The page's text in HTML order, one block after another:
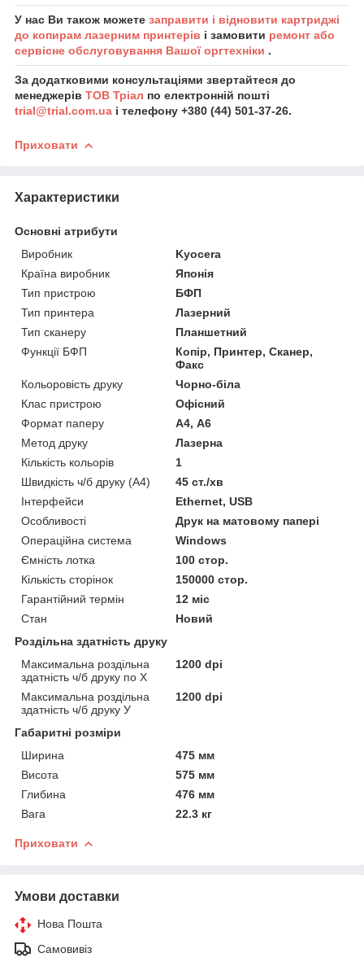
У нас Ви також можете заправити і відновити картриджі
до копирам лазерним принтерів і замовити ремонт або
сервісне обслуговування Вашої оргтехніки .
За додатковими консультаціями звертайтеся до
менеджерів ТОВ Тріал по електронній пошті
trial@trial.com.ua і телефону +380 (44) 501-37-26.
Приховати
Характеристики
Основні атрибути
Виробник
Kyocera
Країна виробник
Японія
Тип пристрою
БФП
Тип принтера
Лазерний
Тип сканеру
Планшетний
Функції БФП
Копір, Принтер, Сканер,
Факс
Кольоровість друку
Чорно-біла
Клас пристрою
Офісний
Формат паперу
А4, А6
Метод друку
Лазерна
Кількість кольорів
1
Швидкість ч/б друку (A4)
45 ст./хв
Інтерфейси
Ethernet, USB
Особливості
Друк на матовому папері
Операційна система
Windows
Ємність лотка
100 стор.
Кількість сторінок
150000 стор.
Гарантійний термін
12 міс
Стан
Новий
Роздільна здатність друку
Максимальна роздільна
здатність ч/б друку по Х
1200 dpi
Максимальна роздільна
здатність ч/б друку У
1200 dpi
Габаритні розміри
Ширина
475 мм
Висота
575 мм
Глибина
476 мм
Вага
22.3 кг
Приховати
Умови доставки
Нова Пошта
Самовивіз